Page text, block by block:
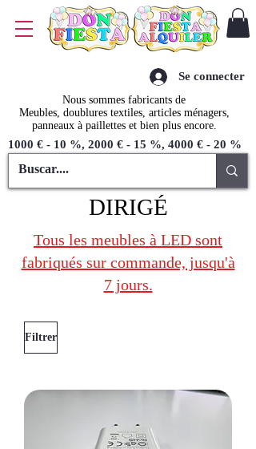
Nous sommes fabricants de
Meubles, doublures textiles, articles ménagers,
panneaux à paillettes et bien plus encore.
1000 € - 10 %, 2000 € - 15 %, 4000 € - 20 %
Se connecter
DIRIGÉ
Tous les meubles à LED sont
fabriqués sur commande, jusqu'à
7 jours.
Filtrer